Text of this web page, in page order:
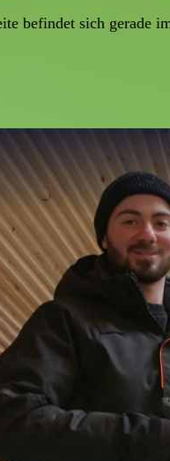
befindet sich gerade